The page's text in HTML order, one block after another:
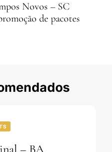
Novos – SC
de pacotes